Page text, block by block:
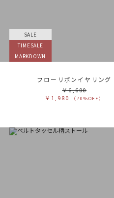
SALE
TIMESALE
MARKDOWN
フローリボンイヤリング
￥6,600
￥1,980
（70%OFF）